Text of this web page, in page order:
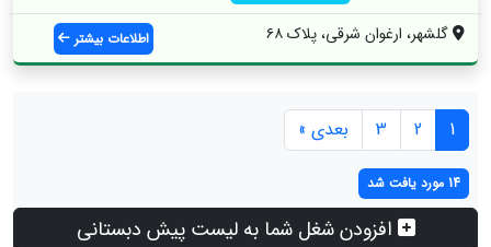
گلشهر، ارغوان شرقی، پلاک ۶۸ اطلاعات بیشتر
1
2
3 بعدی »
14 مورد یافت شد
افزودن شغل شما به لیست پیش دبستانی